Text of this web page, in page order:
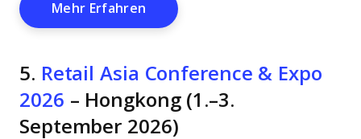
Mehr Erfahren Opens New Window
5. Retail Asia Conference & Expo
2026 – Hongkong (1.–3.
September 2026)